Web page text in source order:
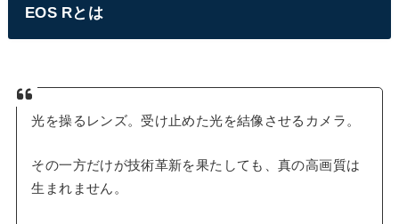
EOS Rとは
光を操るレンズ。受け止めた光を結像させるカメラ。
その一方だけが技術革新を果たしても、真の高画質は
生まれません。